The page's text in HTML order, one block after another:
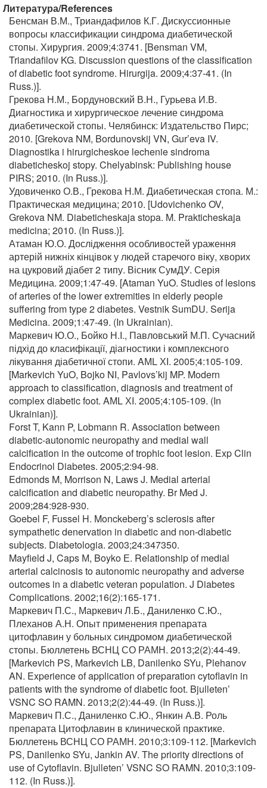
Литература/References
Бенсман В.М., Триандафилов К.Г. Дискуссионные
вопросы классификации синдрома диабетической
стопы. Хирургия. 2009;4:3741. [Bensman VM,
Triandafilov KG. Discussion questions of the classification
of diabetic foot syndrome. Hirurgija. 2009;4:37-41. (In
Russ.)].
Грекова Н.М., Бордуновский В.Н., Гурьева И.В.
Диагностика и хирургическое лечение синдрома
диабетической стопы. Челябинск: Издательство Пирс;
2010. [Grekova NM, Bordunovskij VN, Gur’eva IV.
Diagnostika i hirurgicheskoe lechenie sindroma
diabeticheskoj stopy. Chelyabinsk: Publishing house
PIRS; 2010. (In Russ.)].
Удовиченко О.В., Грекова Н.М. Диабетическая стопа. М.:
Практическая медицина; 2010. [Udovichenko OV,
Grekova NM. Diabeticheskaja stopa. M. Prakticheskaja
medicina; 2010. (In Russ.)].
Атаман Ю.О. Дослідження особливостей ураження
артерій нижніх кінцівок у людей старечого віку, хворих
на цукровий діабет 2 типу. Вісник СумДУ. Серія
Медицина. 2009;1:47-49. [Ataman YuO. Studies of lesions
of arteries of the lower extremities in elderly people
suffering from type 2 diabetes. Vestnik SumDU. Serija
Medicina. 2009;1:47-49. (In Ukrainian).
Маркевич Ю.О., Бойко Н.І., Павловський М.П. Сучасний
підхід до класифікації, діагностики і комплексного
лікування діабетичної стопи. AМL ХІ. 2005;4:105-109.
[Markevich YuO, Bojko NІ, Pavlovs’kij MP. Modern
approach to classification, diagnosis and treatment of
complex diabetic foot. AМL ХІ. 2005;4:105-109. (In
Ukrainian)].
Forst T, Kann P, Lobmann R. Association between
diabetic-autonomic neuropathy and medial wall
calcification in the outcome of trophic foot lesion. Exp Clin
Endocrinol Diabetes. 2005;2:94-98.
Edmonds M, Morrison N, Laws J. Medial arterial
calcification and diabetic neuropathy. Br Med J.
2009;284:928-930.
Goebel F, Fussel H. Monckeberg’s sclerosis after
sympathetic denervation in diabetic and non-diabetic
subjects. Diabetologia. 2003;24:347350.
Mayfield J, Caps М, Boyko Е. Relationship of medial
arterial calcinosis to autonomic neuropathy and adverse
outcomes in a diabetic veteran population. J Diabetes
Complications. 2002;16(2):165-171.
Маркевич П.С., Маркевич Л.Б., Даниленко С.Ю.,
Плеханов А.Н. Опыт применения препарата
цитофлавин у больных синдромом диабетической
стопы. Бюллетень ВСНЦ СО РАМН. 2013;2(2):44-49.
[Markevich PS, Markevich LB, Danilenko SYu, Plehanov
AN. Experience of application of preparation cytoflavin in
patients with the syndrome of diabetic foot. Bjulleten’
VSNC SO RAMN. 2013;2(2):44-49. (In Russ.)].
Маркевич П.С., Даниленко С.Ю., Янкин А.В. Роль
препарата Цитофлавин в клинической практике.
Бюллетень ВСНЦ СО РАМН. 2010;3:109-112. [Markevich
PS, Danilenko SYu, Jankin AV. The priority directions of
use of Cytoflavin. Bjulleten’ VSNC SO RAMN. 2010;3:109-
112. (In Russ.)].